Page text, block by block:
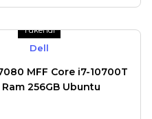
Tükendi
Dell
MFF Core i7-10700T
Ram 256GB Ubuntu